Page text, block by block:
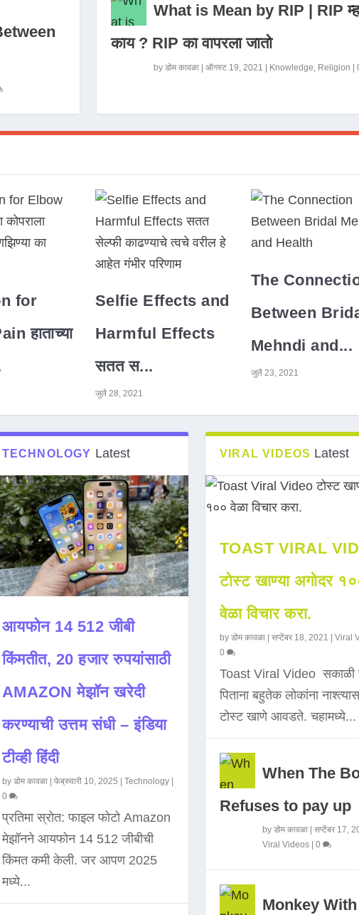
What is Mean by RIP | RIP
काय ? RIP का वापरला जातो
by डोम कावळा| ऑगस्ट 19, 2021 Knowledge, Religion
for
हाताच्या
Selfie Effects and
Harmful Effects
सतत स...
जुलै 28, 2021
The
Between
Mehndi and...
जुलै 23, 2021
TECHNOLOGY Latest
आयफोन 14 512 जीबी
किंमतीत, 20 हजार रुपयांसाठी
AMAZON मेझॉन खरेदी
करण्याची उत्तम संधी – इंडिया
टीव्ही हिंदी
by डोम कावळा| फेब्रुवारी 10, 2025 | Technology|
0
प्रतिमा स्रोत: फाइल फोटो Amazon
मेझॉनने आयफोन 14 512 जीबीची
किंमत कमी केली. जर आपण 2025
मध्ये...
VIRAL VIDEOS Latest
TOAST VIRAL
टोस्ट खाण्या अगोदर
वेळा विचार करा.
by डोम कावळा| सप्टेंबर 18, 2021 Viral
0
Toast Viral Video सकाळी
पिताना बहुतेक लोकांना
टोस्ट खाणे आवडते. चहामध्ये...
When The
Refuses to pay up
by डोम कावळा| सप्टेंबर 17,
Viral Videos| 0
Monkey With